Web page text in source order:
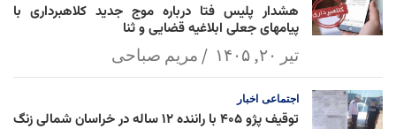
هشدار پلیس فتا درباره موج جدید کلاهبرداری با
پیامهای جعلی ابلاغیه قضایی و ثنا
تیر ۲۰, ۱۴۰۵ مریم صباحی
اجتماعی اخبار
توقیف پژو ۴۰۵ با راننده ۱۲ ساله در خراسان شمالی زنگ